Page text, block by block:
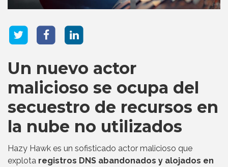
Un nuevo actor
malicioso se ocupa del
secuestro de recursos en
la nube no utilizados
Hazy Hawk es un sofisticado actor malicioso que
explota registros DNS abandonados y alojados en